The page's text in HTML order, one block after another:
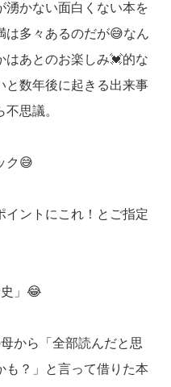
湧かない面白くない本を
は多々あるのだが😅なん
はあとのお楽しみ💓的な
と数年後に起きる出来事
思議。
ク😅
イントにこれ！とご指定
」😂
から「全部読んだと思
も？」と言って借りた本